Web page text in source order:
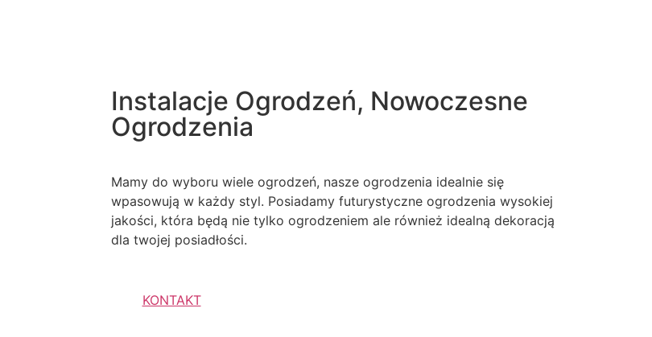
Instalacje Ogrodzeń, Nowoczesne
Ogrodzenia
Mamy do wyboru wiele ogrodzeń, nasze ogrodzenia idealnie się
wpasowują w każdy styl. Posiadamy futurystyczne ogrodzenia wysokiej
jakości, która będą nie tylko ogrodzeniem ale również idealną dekoracją
dla twojej posiadłości.
KONTAKT